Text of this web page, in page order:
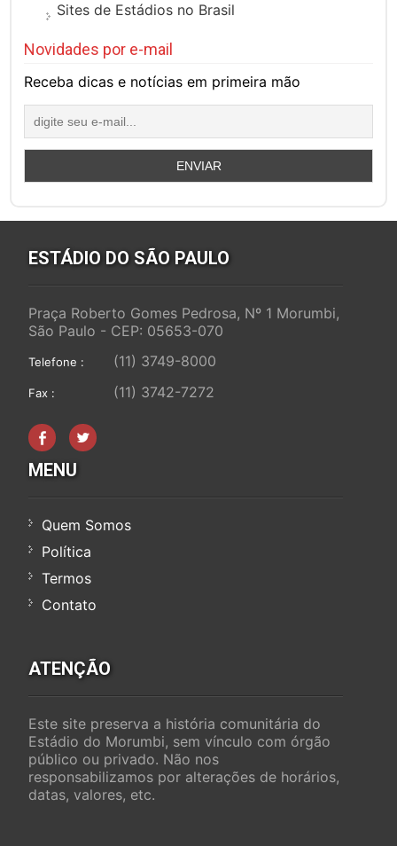
Sites de Estádios no Brasil
Novidades por e-mail
Receba dicas e notícias em primeira mão
ESTÁDIO DO SÃO PAULO
Praça Roberto Gomes Pedrosa, Nº 1 Morumbi,
São Paulo - CEP: 05653-070
Telefone : (11) 3749-8000
Fax : (11) 3742-7272
MENU
Quem Somos
Política
Termos
Contato
ATENÇÃO
Este site preserva a história comunitária do
Estádio do Morumbi, sem vínculo com órgão
público ou privado. Não nos
responsabilizamos por alterações de horários,
datas, valores, etc.